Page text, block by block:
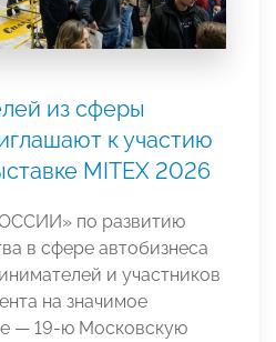
из сферы
к участию
MITEX 2026
по развитию
в сфере автобизнеса
и участников
на значимое
— 19-ю Московскую